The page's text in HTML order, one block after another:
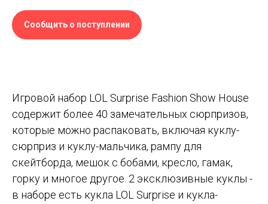
Сообщить о поступлении
Игровой набор LOL Surprise Fashion Show House
содержит более 40 замечательных сюрпризов,
которые можно распаковать, включая куклу-
сюрприз и куклу-мальчика, рампу для
скейтборда, мешок с бобами, кресло, гамак,
горку и многое другое. 2 эксклюзивные куклы -
в наборе есть кукла LOL Surprise и кукла-